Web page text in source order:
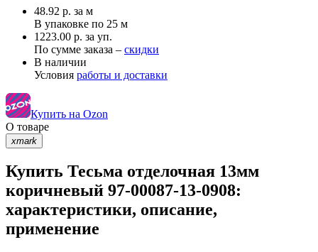
48.92 р. за м
В упаковке по 25 м
1223.00 р. за уп.
По сумме заказа – скидки
В наличии
Условия работы и доставки
Купить на Ozon
О товаре
xmark
Купить Тесьма отделочная 13мм
коричневый 97-00087-13-0908:
характеристики, описание,
применение